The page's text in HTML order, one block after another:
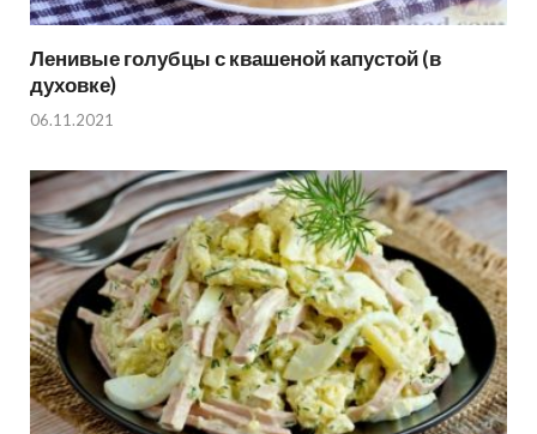
Ленивые голубцы с квашеной капустой (в
духовке)
06.11.2021